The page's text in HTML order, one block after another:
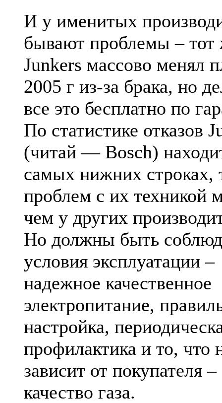
И у именитых
бывают проблемы – тот
Junkers массово менял
2005 г из-за брака, но
все это бесплатно по
По статистике отказов
(читай — Bosch)
самых нижних строках,
проблем с их техникой
чем у других
Но должны быть
условия эксплуатации –
надежное качественное
электропитание,
настройка,
профилактика и то, что
зависит от покупателя –
качество газа.